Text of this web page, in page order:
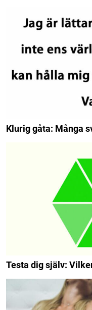
Klurig gåta: Många
Testa dig själv: